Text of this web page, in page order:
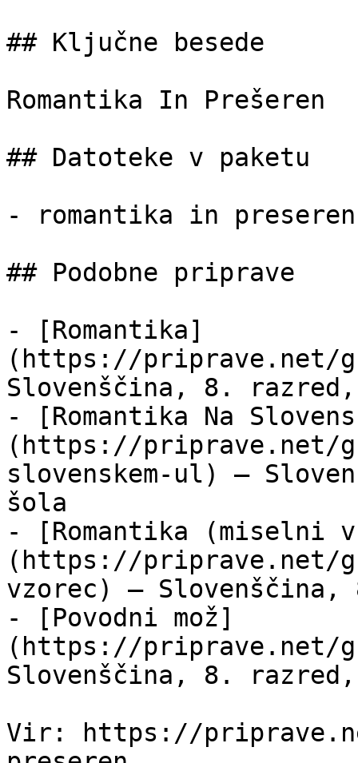
## Ključne besede
Romantika In Prešeren
## Datoteke v paketu
- romantika in
## Podobne priprave
- [Romantika]
(https://priprave.net/
Slovenščina, 8. razred,
- [Romantika Na
(https://priprave.net/
slovenskem-ul) —
šola
- [Romantika (miselni
(https://priprave.net/
vzorec) —
- [Povodni mož]
(https://priprave.net/
Slovenščina, 8. razred,
Vir: https://